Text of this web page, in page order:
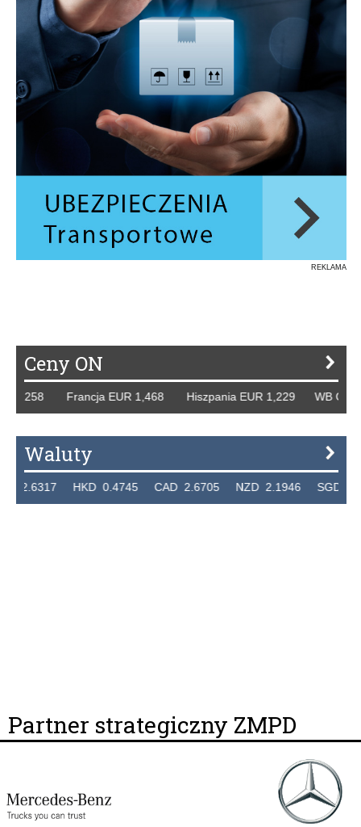
REKLAMA
Ceny ON
Francja EUR 1,468 Hiszpania EUR 1,229 WB GBP
Waluty
HKD 0.4745 CAD 2.6705 NZD 2.1946 SGD 2.9099
Partner strategiczny ZMPD